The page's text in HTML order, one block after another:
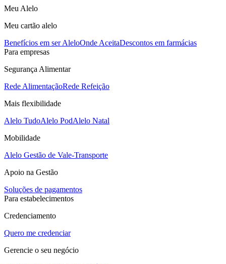
Meu Alelo
Meu cartão alelo
Benefícios em ser AleloOnde AceitaDescontos em farmácias
Para empresas
Segurança Alimentar
Rede AlimentaçãoRede Refeição
Mais flexibilidade
Alelo TudoAlelo PodAlelo Natal
Mobilidade
Alelo Gestão de Vale-Transporte
Apoio na Gestão
Soluções de pagamentos
Para estabelecimentos
Credenciamento
Quero me credenciar
Gerencie o seu negócio